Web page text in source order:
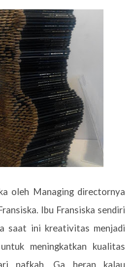
Managing directornya
Ibu Fransiska sendiri
saat ini kreativitas menjadi
meningkatkan kualitas
nafkah. Ga heran kalau